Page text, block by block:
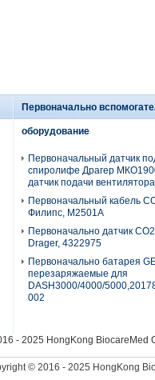
Первоначально
оборудование
Первоначальный датчик
спиролифе Драгер
датчик подачи вентилятора
Первоначальный кабель
Филипс, М2501А
Первоначально датчик СО2
Drager, 4322975
Первоначально батарея
перезаряжаемые для
DASH3000/4000/
002
- 2025 HongKong BiocareMed
© 2016 - 2025 HongKong